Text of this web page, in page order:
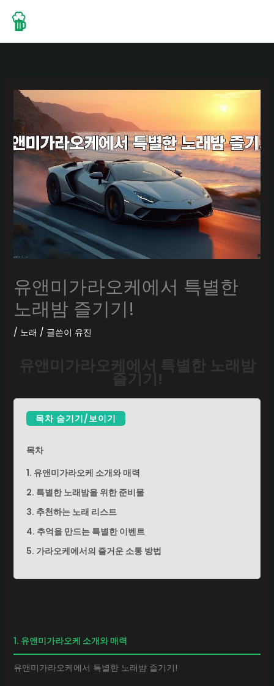
로
유앤미가라오케에서 특별한
노래밤 즐기기!
/ 노래 / 글쓴이 유진
유앤미가라오케에서 특별한 노래밤
즐기기!
목차 숨기기/보이기
목차
1. 유앤미가라오케 소개와 매력
2. 특별한 노래밤을 위한 준비물
3. 추천하는 노래 리스트
4. 추억을 만드는 특별한 이벤트
5. 가라오케에서의 즐거운 소통 방법
1. 유앤미가라오케 소개와 매력
유앤미가라오케에서 특별한 노래밤 즐기기!